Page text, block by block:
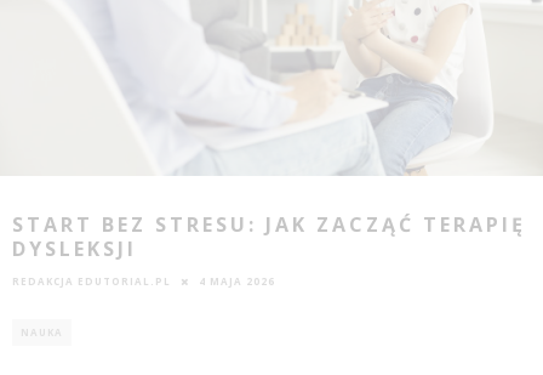
START BEZ STRESU: JAK ZACZĄĆ TERAPIĘ
DYSLEKSJI
REDAKCJA EDUTORIAL.PL 4 MAJA 2026
NAUKA